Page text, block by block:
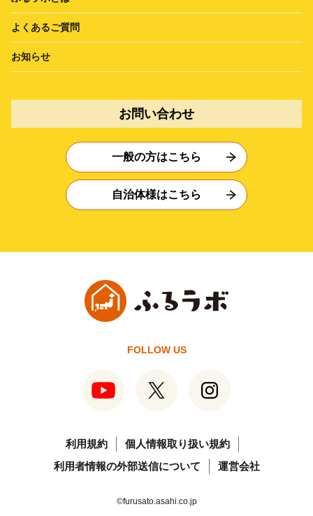
よくあるご質問
お知らせ
お問い合わせ
一般の方はこちら
自治体様はこちら
FOLLOW US
利用規約
個人情報取り扱い規約
利用者情報の外部送信について
運営会社
©furusato.asahi.co.jp